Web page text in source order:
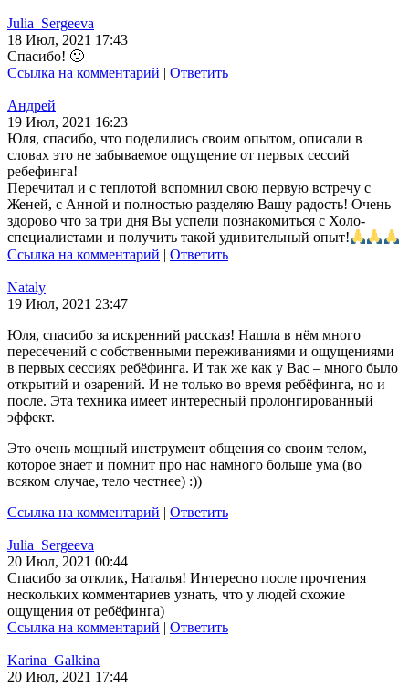
Julia_Sergeeva
18 Июл, 2021 17:43
Спасибо! 🙂
Ссылка на комментарий | Ответить
Андрей
19 Июл, 2021 16:23
Юля, спасибо, что поделились своим опытом, описали в
словах это не забываемое ощущение от первых сессий
ребефинга!
Перечитал и с теплотой вспомнил свою первую встречу с
Женей, с Анной и полностью разделяю Вашу радость! Очень
здорово что за три дня Вы успели познакомиться с Холо-
специалистами и получить такой удивительный опыт!
Ссылка на комментарий | Ответить
Nataly
19 Июл, 2021 23:47
Юля, спасибо за искренний рассказ! Нашла в нём много
пересечений с собственными переживаниями и ощущениями
в первых сессиях ребёфинга. И так же как у Вас – много было
открытий и озарений. И не только во время ребёфинга, но и
после. Эта техника имеет интересный пролонгированный
эффект.
Это очень мощный инструмент общения со своим телом,
которое знает и помнит про нас намного больше ума (во
всяком случае, тело честнее) :))
Ссылка на комментарий | Ответить
Julia_Sergeeva
20 Июл, 2021 00:44
Спасибо за отклик, Наталья! Интересно после прочтения
нескольких комментариев узнать, что у людей схожие
ощущения от ребёфинга)
Ссылка на комментарий | Ответить
Karina_Galkina
20 Июл, 2021 17:44